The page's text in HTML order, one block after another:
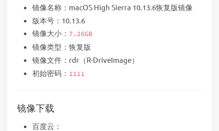
镜像名称：macOS High Sierra 10.13.6恢复版镜像
版本号：10.13.6
镜像大小： 7.26GB
镜像类型：恢复版
镜像文件：rdr（R-DriveImage）
初始密码： 1111
镜像下载
百度云：